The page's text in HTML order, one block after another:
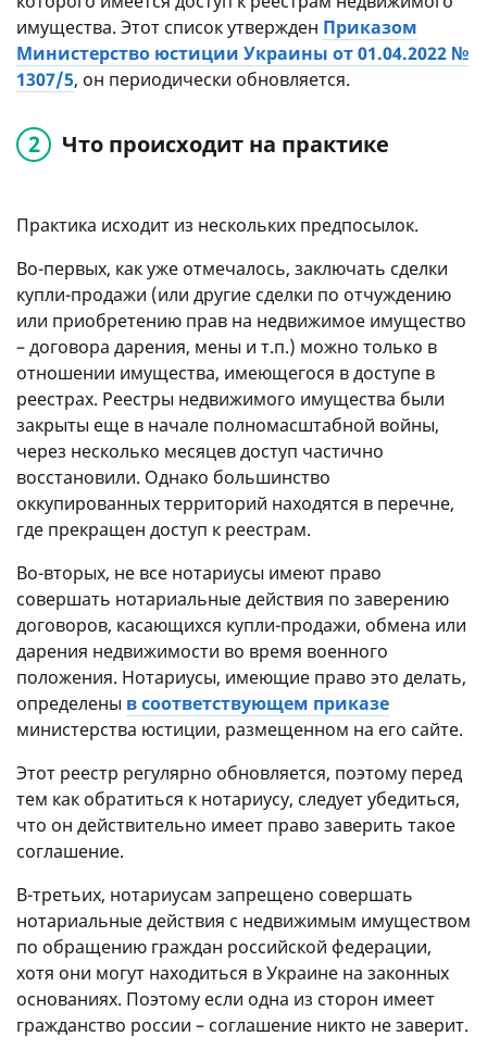
имущества. Этот список утвержден Приказом
Министерство юстиции Украины от 01.04.2022 №
1307/5, он периодически обновляется.
Что происходит на практике
Практика исходит из нескольких предпосылок.
Во-первых, как уже отмечалось, заключать сделки
купли-продажи (или другие сделки по отчуждению
или приобретению прав на недвижимое имущество
– договора дарения, мены и т.п.) можно только в
отношении имущества, имеющегося в доступе в
реестрах. Реестры недвижимого имущества были
закрыты еще в начале полномасштабной войны,
через несколько месяцев доступ частично
восстановили. Однако большинство
оккупированных территорий находятся в перечне,
где прекращен доступ к реестрам.
Во-вторых, не все нотариусы имеют право
совершать нотариальные действия по заверению
договоров, касающихся купли-продажи, обмена или
дарения недвижимости во время военного
положения. Нотариусы, имеющие право это делать,
определены в соответствующем приказе
министерства юстиции, размещенном на его сайте.
Этот реестр регулярно обновляется, поэтому перед
тем как обратиться к нотариусу, следует убедиться,
что он действительно имеет право заверить такое
соглашение.
В-третьих, нотариусам запрещено совершать
нотариальные действия с недвижимым имуществом
по обращению граждан российской федерации,
хотя они могут находиться в Украине на законных
основаниях. Поэтому если одна из сторон имеет
гражданство россии – соглашение никто не заверит.